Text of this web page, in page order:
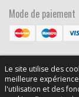
Le site utilise des
meilleure
l'utilisation et des
Mode de paiement